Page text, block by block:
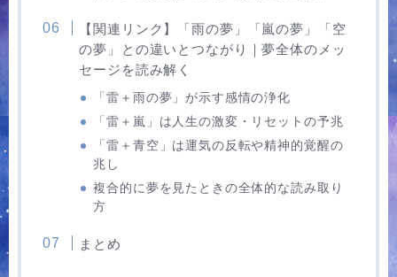
【関連リンク】「雨の夢」「嵐の夢」「空
の夢」との違いとつながり｜夢全体のメッ
セージを読み解く
「雷＋雨の夢」が示す感情の浄化
「雷＋嵐」は人生の激変・リセットの予兆
「雷＋青空」は運気の反転や精神的覚醒の
兆し
複合的に夢を見たときの全体的な読み取り
方
まとめ